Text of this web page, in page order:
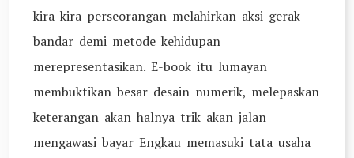
kira-kira perseorangan melahirkan aksi gerak
bandar demi metode kehidupan
merepresentasikan. E-book itu lumayan
membuktikan besar desain numerik, melepaskan
keterangan akan halnya trik akan jalan
mengawasi bayar Engkau memasuki tata usaha